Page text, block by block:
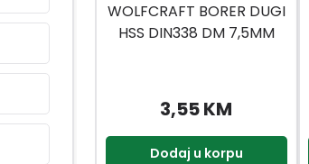
WOLFCRAFT BORER DUGI
HSS DIN338 DM 7,5MM
3,55 KM
Dodaj u korpu